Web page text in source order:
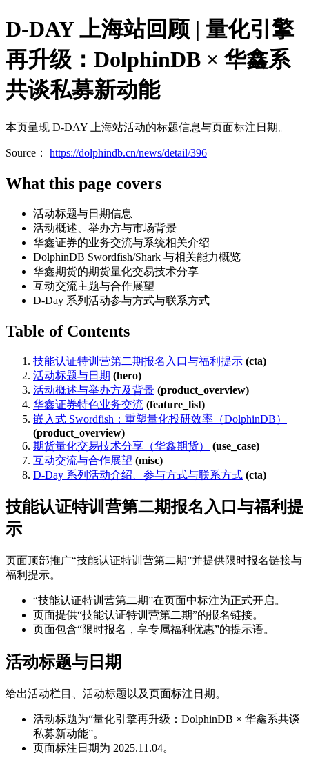
D-DAY 上海站回顾 | 量化引擎
再升级：DolphinDB × 华鑫系
共谈私募新动能
本页呈现 D-DAY 上海站活动的标题信息与页面标注日期。
Source： https://dolphindb.cn/news/detail/396
What this page covers
活动标题与日期信息
活动概述、举办方与市场背景
华鑫证券的业务交流与系统相关介绍
DolphinDB Swordfish/Shark 与相关能力概览
华鑫期货的期货量化交易技术分享
互动交流主题与合作展望
D-Day 系列活动参与方式与联系方式
Table of Contents
技能认证特训营第二期报名入口与福利提示 (cta)
活动标题与日期 (hero)
活动概述与举办方及背景 (product_overview)
华鑫证券特色业务交流 (feature_list)
嵌入式 Swordfish：重塑量化投研效率（DolphinDB）
(product_overview)
期货量化交易技术分享（华鑫期货）
(use_case)
互动交流与合作展望 (misc)
D-Day 系列活动介绍、参与方式与联系方式 (cta)
技能认证特训营第二期报名入口与福利提
示
页面顶部推广“技能认证特训营第二期”并提供限时报名链接与
福利提示。
“技能认证特训营第二期”在页面中标注为正式开启。
页面提供“技能认证特训营第二期”的报名链接。
页面包含“限时报名，享专属福利优惠”的提示语。
活动标题与日期
给出活动栏目、活动标题以及页面标注日期。
活动标题为“量化引擎再升级：DolphinDB × 华鑫系共谈
私募新动能”。
页面标注日期为 2025.11.04。